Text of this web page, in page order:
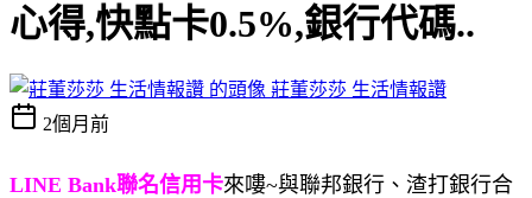
心得,快點卡0.5%,銀行代碼..
莊董莎莎 生活情報讚
2個月前
LINE Bank聯名信用卡來嘍~與聯邦銀行、渣打銀行合